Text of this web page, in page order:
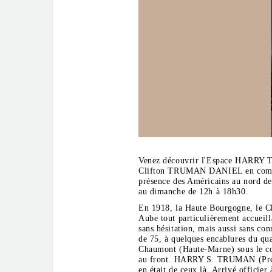
Venez découvrir l'Espace HARRY
Clifton TRUMAN DANIEL en
présence des Américains au nord
au dimanche de 12h à 18h30.
En 1918, la Haute Bourgogne, le
Aube tout particulièrement
sans hésitation, mais aussi sans
de 75, à quelques encablures du
Chaumont (Haute-Marne) sous le
au front. HARRY S. TRUMAN
en était de ceux là. Arrivé officier